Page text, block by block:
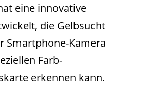
eine innovative
die Gelbsucht
Smartphone-Kamera
Farb-
erkennen kann.